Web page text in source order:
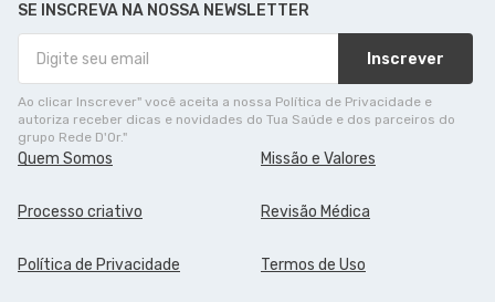
SE INSCREVA NA NOSSA NEWSLETTER
Inscrever
Ao clicar Inscrever" você aceita a nossa Política de Privacidade e
autoriza receber dicas e novidades do Tua Saúde e dos parceiros do
grupo Rede D'Or."
Quem Somos Missão e Valores
Processo criativo Revisão Médica
Política de Privacidade Termos de Uso